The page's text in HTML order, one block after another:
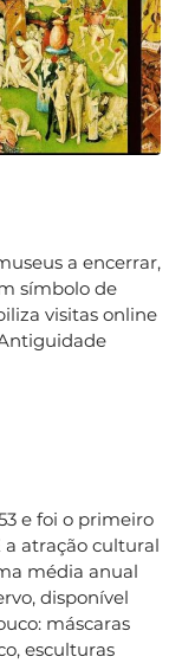
a encerrar,
símbolo de
visitas online
e foi o primeiro
atração cultural
média anual
disponível
máscaras
esculturas